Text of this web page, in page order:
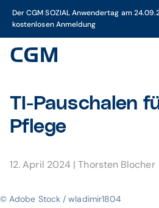
Der CGM SOZIAL Anwendertag am
kostenlosen Anmeldung
TI-Pauschalen
Pflege
12. April 2024 |Thorsten Blocher
© Adobe Stock / wladimir1804